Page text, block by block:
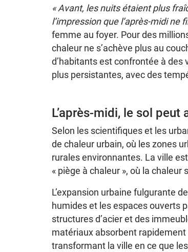
« Avant, les nuits étaient plus
l’impression que l’après-midi ne
femme au foyer. Pour des
chaleur ne s’achève plus au
d’habitants est confrontée à des
plus persistantes, avec des
L’après-midi, le sol peut
Selon les scientifiques et les
de chaleur urbain, où les zones
rurales environnantes. La ville
« piège à chaleur », où la chaleur
L’expansion urbaine fulgurante
humides et les espaces ouverts
structures d’acier et des
matériaux absorbent
transformant la ville en ce que